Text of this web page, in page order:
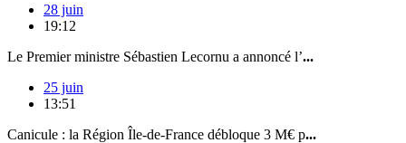
28 juin
19:12
Le Premier ministre Sébastien Lecornu a annoncé l’...
25 juin
13:51
Canicule : la Région Île-de-France débloque 3 M€ p...